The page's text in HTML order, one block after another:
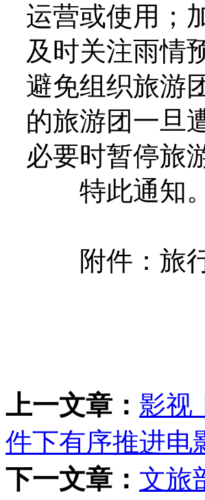
运营或使用；
及时关注雨情
避免组织旅游
的旅游团一旦
必要时暂停旅
特此通知。
附件：旅行
上一文章： 影视
件下有序推进电
下一文章： 文旅